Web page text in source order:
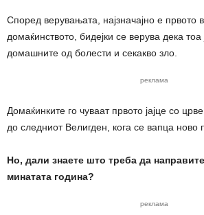
Според верувањата, најзначајно е првото
домаќинството, бидејки се верува дека тоа
домашните од болести и секакво зло.
реклама
Домаќинките го чуваат првото јајце со
до следниот Велигден, кога се вапца ново
Но, дали знаете што треба да направите
минатата година?
реклама